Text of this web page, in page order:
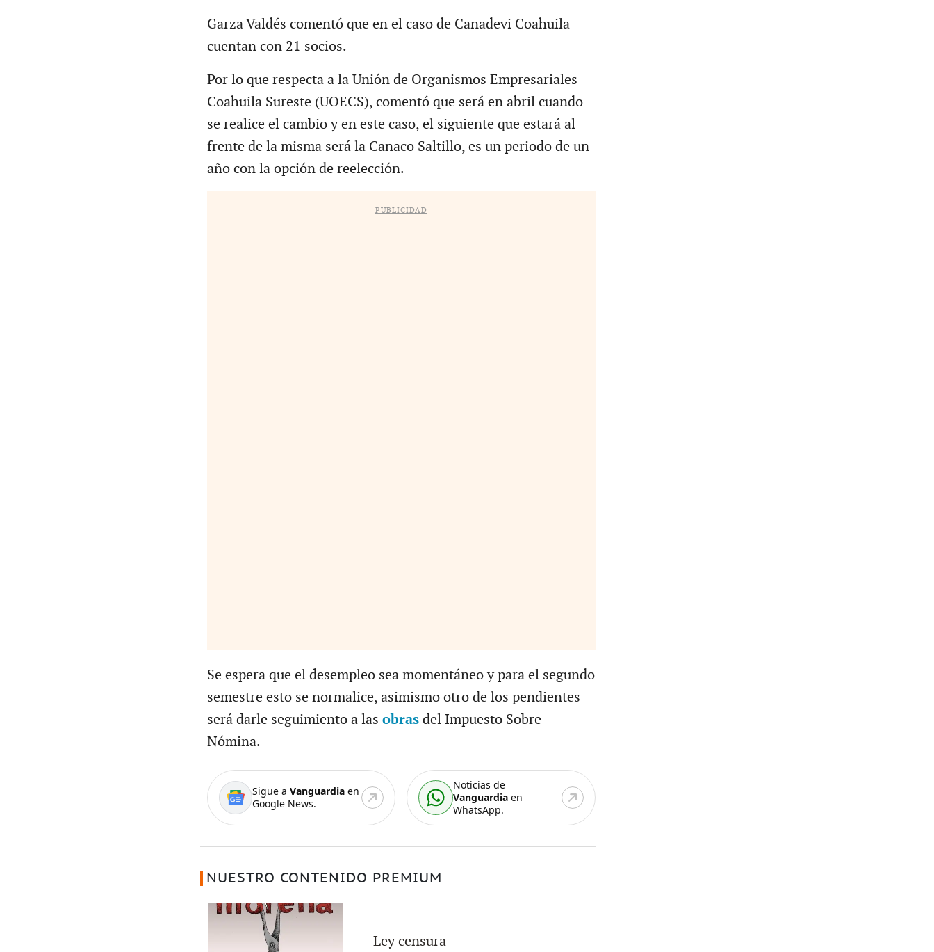
Garza Valdés comentó que en el caso de Canadevi Coahuila
cuentan con 21 socios.
Por lo que respecta a la Unión de Organismos Empresariales
Coahuila Sureste (UOECS), comentó que será en abril cuando
se realice el cambio y en este caso, el siguiente que estará al
frente de la misma será la Canaco Saltillo, es un periodo de un
año con la opción de reelección.
PUBLICIDAD
Se espera que el desempleo sea momentáneo y para el segundo
semestre esto se normalice, asimismo otro de los pendientes
será darle seguimiento a las obrasdel Impuesto Sobre
Nómina.
Sigue a Vanguardiaen
Google News.
Noticias de
Vanguardia en
WhatsApp.
NUESTRO CONTENIDO PREMIUM
Ley censura